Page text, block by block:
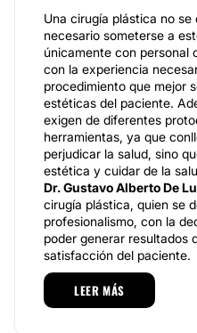
Una cirugía plástica no
necesario someterse a
únicamente con personal
con la experiencia
procedimiento que mejor
estéticas del paciente.
exigen de diferentes
herramientas, ya que
perjudicar la salud, sino
estética y cuidar de la
Dr. Gustavo Alberto De
cirugía plástica, quien se
profesionalismo, con la
poder generar resultados
satisfacción del paciente.
Especialidades
LEER MÁS